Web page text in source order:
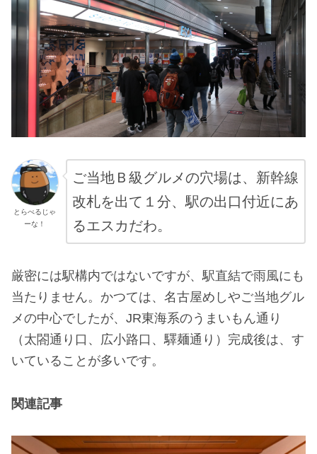
とらべるじゃ
ーな！
ご当地Ｂ級グルメの穴場は、新幹線
改札を出て１分、駅の出口付近にあ
るエスカだわ。
厳密には駅構内ではないですが、駅直結で雨風にも
当たりません。かつては、名古屋めしやご当地グル
メの中心でしたが、JR東海系のうまいもん通り
（太閤通り口、広小路口、驛麺通り）完成後は、す
いていることが多いです。
関連記事